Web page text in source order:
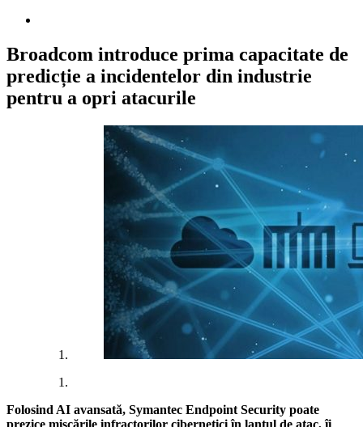
Broadcom introduce prima capacitate de
predicție a incidentelor din industrie
pentru a opri atacurile
Folosind AI avansată, Symantec Endpoint Security poate
prezice mișcările infractorilor cibernetici în lanțul de atac, îi